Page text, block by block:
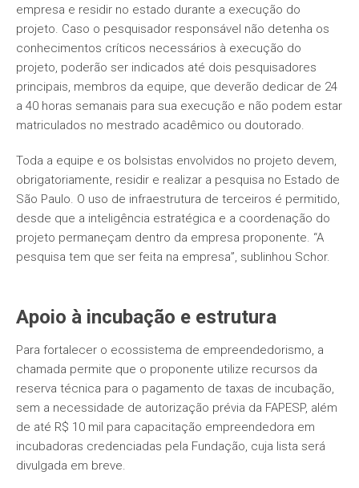
empresa e residir no estado durante a execução do
projeto. Caso o pesquisador responsável não detenha os
conhecimentos críticos necessários à execução do
projeto, poderão ser indicados até dois pesquisadores
principais, membros da equipe, que deverão dedicar de 24
a 40 horas semanais para sua execução e não podem estar
matriculados no mestrado acadêmico ou doutorado.
Toda a equipe e os bolsistas envolvidos no projeto devem,
obrigatoriamente, residir e realizar a pesquisa no Estado de
São Paulo. O uso de infraestrutura de terceiros é permitido,
desde que a inteligência estratégica e a coordenação do
projeto permaneçam dentro da empresa proponente. “A
pesquisa tem que ser feita na empresa”, sublinhou Schor.
Apoio à incubação e estrutura
Para fortalecer o ecossistema de empreendedorismo, a
chamada permite que o proponente utilize recursos da
reserva técnica para o pagamento de taxas de incubação,
sem a necessidade de autorização prévia da FAPESP, além
de até R$ 10 mil para capacitação empreendedora em
incubadoras credenciadas pela Fundação, cuja lista será
divulgada em breve.